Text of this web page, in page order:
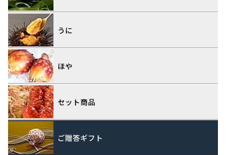
うに
ほや
セット商品
ご贈答ギフト